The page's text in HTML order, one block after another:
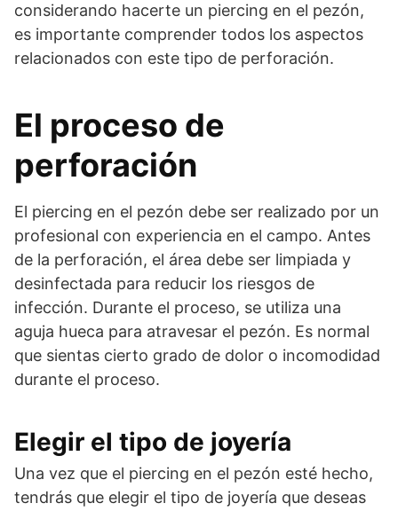
considerando hacerte un piercing en el pezón,
es importante comprender todos los aspectos
relacionados con este tipo de perforación.
El proceso de
perforación
El piercing en el pezón debe ser realizado por un
profesional con experiencia en el campo. Antes
de la perforación, el área debe ser limpiada y
desinfectada para reducir los riesgos de
infección. Durante el proceso, se utiliza una
aguja hueca para atravesar el pezón. Es normal
que sientas cierto grado de dolor o incomodidad
durante el proceso.
Elegir el tipo de joyería
Una vez que el piercing en el pezón esté hecho,
tendrás que elegir el tipo de joyería que deseas